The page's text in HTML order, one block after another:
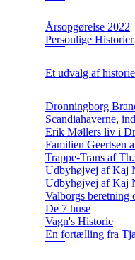
Årsopgørelse 2022
Personlige Historier
Et udvalg af
Dronningborg
Scandiahaverne,
Erik Møllers liv i
Familien Geertsen
Trappe-Trans af
Udbyhøjvej af Kaj
Udbyhøjvej af Kaj
Valborgs beretning
De 7 huse
Vagn's Historie
En fortælling fra